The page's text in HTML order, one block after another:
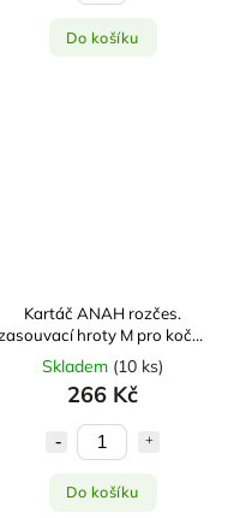
Do košíku
Kartáč ANAH rozčes.
hroty M pro kočky
Zolux
Skladem (10 ks)
266 Kč
Do košíku